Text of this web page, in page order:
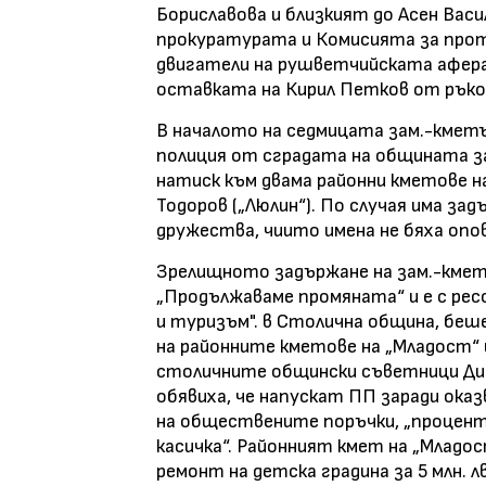
Бориславова и близкият до Асен
прокуратурата и Комисията за
двигатели на рушветчийската
оставката на Кирил Петков от
В началото на седмицата зам.-
полиция от сградата на общината
натиск към двама районни кметове
Тодоров („Люлин“). По случая има
дружества, чиито имена не бяха
Зрелищното задържане на зам.-
„Продължаваме промяната“ и е с
и туризъм". в Столична община,
на районните кметове на „Младост“
столичните общински съветници
обявиха, че напускат ПП заради
на обществените поръчки,
касичка“. Районният кмет на
ремонт на детска градина за 5 млн.